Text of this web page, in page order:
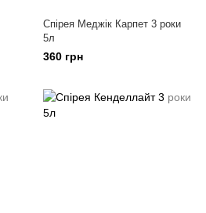
Спірея Меджік Карпет 3 роки
5л
360 грн